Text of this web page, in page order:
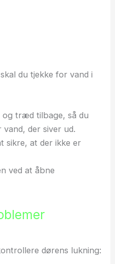
du tjekke for vand i
og træd tilbage, så du
der siver ud.
sikre, at der ikke er
ved at åbne
dørens lukning: